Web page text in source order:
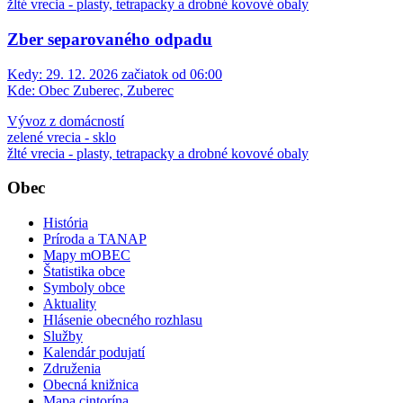
žlté vrecia - plasty, tetrapacky a drobné kovové obaly
Zber separovaného odpadu
Kedy: 29. 12. 2026 začiatok od 06:00
Kde: Obec Zuberec, Zuberec
Vývoz z domácností
zelené vrecia - sklo
žlté vrecia - plasty, tetrapacky a drobné kovové obaly
Obec
História
Príroda a TANAP
Mapy mOBEC
Štatistika obce
Symboly obce
Aktuality
Hlásenie obecného rozhlasu
Služby
Kalendár podujatí
Združenia
Obecná knižnica